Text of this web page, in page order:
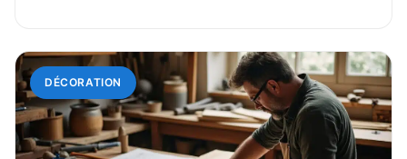
DÉCORATION